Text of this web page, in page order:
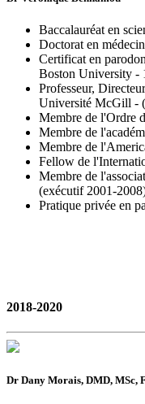
Baccalauréat en
Doctorat en
Certificat en
Boston University -
Professeur,
Université McGill -
Membre de l'Ordre
Membre de
Membre de
Fellow de
Membre de
(exécutif 2001-
Pratique privée en
2018-2020
Dr Dany Morais, DMD, MSc,